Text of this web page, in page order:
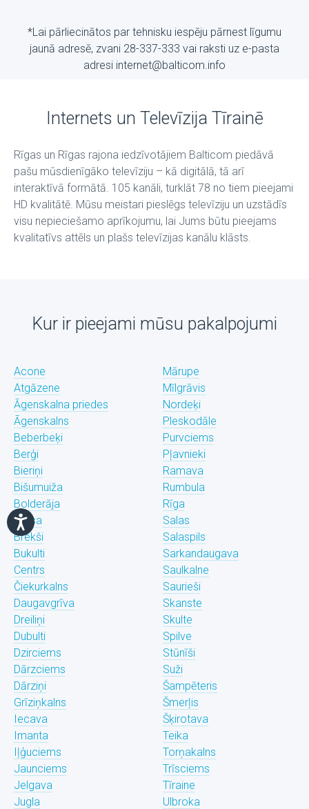
*Lai pārliecinātos par tehnisku iespēju pārnest līgumu
jaunā adresē, zvani 28-337-333 vai raksti uz е-pasta
adresi internet@balticom.info
Internets un Televīzija Tīrainē
Rīgas un Rīgas rajona iedzīvotājiem Balticom piedāvā
pašu mūsdienīgāko televīziju – kā digitālā, tā arī
interaktīvā formātā. 105 kanāli, turklāt 78 no tiem pieejami
HD kvalitātē. Mūsu meistari pieslēgs televīziju un uzstādīs
visu nepieciešamo aprīkojumu, lai Jums būtu pieejams
kvalitatīvs attēls un plašs televīzijas kanālu klāsts.
Kur ir pieejami mūsu pakalpojumi
Acone
Atgāzene
Āgenskalna priedes
Āgenskalns
Beberbeķi
Berģi
Bieriņi
Bišumuiža
Bolderāja
Brasa
Brekši
Bukulti
Centrs
Čiekurkalns
Daugavgrīva
Dreiliņi
Dubulti
Dzirciems
Dārzciems
Dārziņi
Grīziņkalns
Iecava
Imanta
Iļģuciems
Jaunciems
Jelgava
Jugla
Mārupe
Mīlgrāvis
Nordeķi
Pleskodāle
Purvciems
Pļavnieki
Ramava
Rumbula
Rīga
Salas
Salaspils
Sarkandaugava
Saulkalne
Saurieši
Skanste
Skulte
Spilve
Stūnīši
Suži
Šampēteris
Šmerļis
Šķirotava
Teika
Torņakalns
Trīsciems
Tīraine
Ulbroka